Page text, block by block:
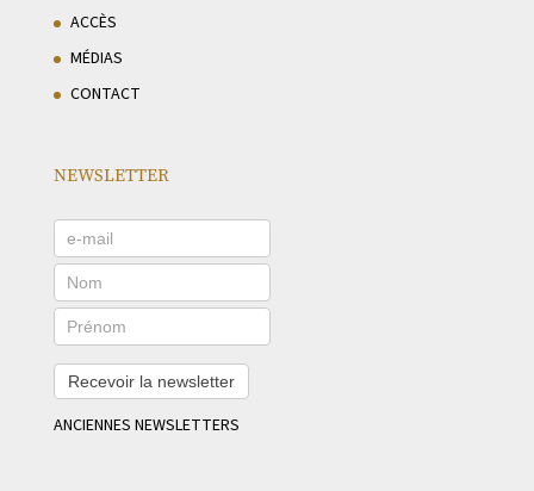
ACCÈS
MÉDIAS
CONTACT
NEWSLETTER
Recevoir la newsletter
ANCIENNES NEWSLETTERS